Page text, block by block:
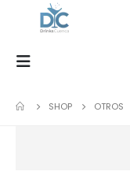
SHOP OTROS